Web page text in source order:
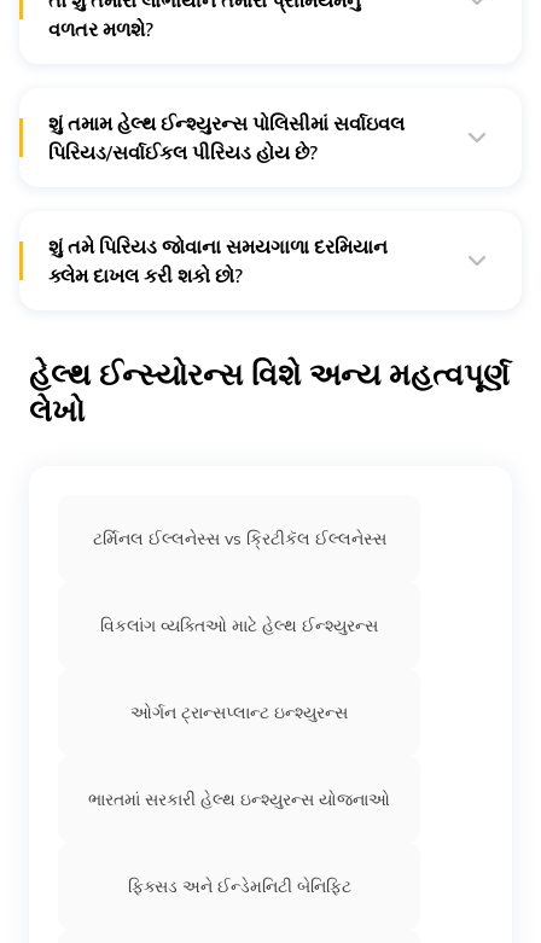
વળતર મળશે?
નથી. આવી સુવિધા લાઈફ ઈન્શ્યુરન્સ અથવા વ્યક્તિગત
અકસ્માત પ્લાન હેઠળ ઉપલબ્ધ છે.
શું તમામ હેલ્થ ઈન્શ્યુરન્સ પોલિસીમાં સર્વાઇવલ
પિરિયડ/સર્વાઈકલ પીરિયડ હોય છે?
શું તમે પિરિયડ જોવાના સમયગાળા દરમિયાન
ક્લેમ દાખલ કરી શકો છો?
હેલ્થ ઈન્સ્યોરન્સ વિશે અન્ય મહત્વપૂર્ણ
લેખો
ટર્મિનલ ઈલ્લનેસ્સ vs ક્રિટીકૅલ ઈલ્લનેસ્સ
વિકલાંગ વ્યક્તિઓ માટે હેલ્થ ઈન્શ્યુરન્સ
ઓર્ગન ટ્રાન્સપ્લાન્ટ ઇન્શ્યુરન્સ
ભારતમાં સરકારી હેલ્થ ઇન્શ્યુરન્સ યોજનાઓ
ફિક્સડ અને ઈન્ડેમનિટી બેનિફિટ